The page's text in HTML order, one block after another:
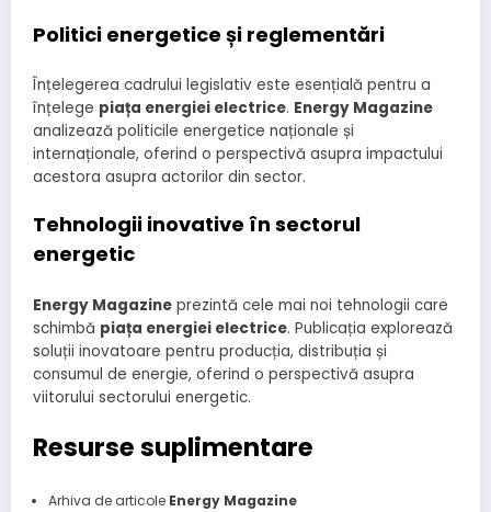
Politici energetice și reglementări
Înțelegerea cadrului legislativ este esențială pentru a
înțelege piața energiei electrice. Energy Magazine
analizează politicile energetice naționale și
internaționale, oferind o perspectivă asupra impactului
acestora asupra actorilor din sector.
Tehnologii inovative în sectorul
energetic
Energy Magazine prezintă cele mai noi tehnologii care
schimbă piața energiei electrice. Publicația explorează
soluții inovatoare pentru producția, distribuția și
consumul de energie, oferind o perspectivă asupra
viitorului sectorului energetic.
Resurse suplimentare
Arhiva de articole Energy Magazine